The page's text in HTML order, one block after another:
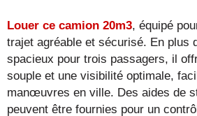
Louer ce camion 20m3, équipé
trajet agréable et sécurisé. En plus
spacieux pour trois passagers, il
souple et une visibilité optimale,
manœuvres en ville. Des aides de
peuvent être fournies pour un